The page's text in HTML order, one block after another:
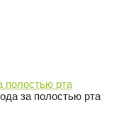
полостью рта
за полостью рта